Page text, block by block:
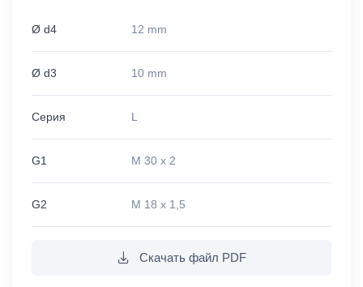
Ø d4 12 mm
Ø d3 10 mm
Серия L
G1 M 30 x 2
G2 M 18 x 1,5
Скачать файл PDF